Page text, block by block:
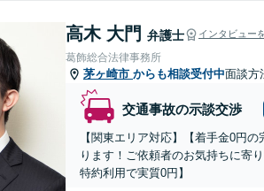
高木 大門 弁護士 インタビュー
葛飾総合法律事務所
茅ヶ崎市 からも相談受付中面談方
交通事故の示談交渉
【関東エリア対応】【着手金0円
ります！ご依頼者のお気持ちに寄
特約利用で実質0円】